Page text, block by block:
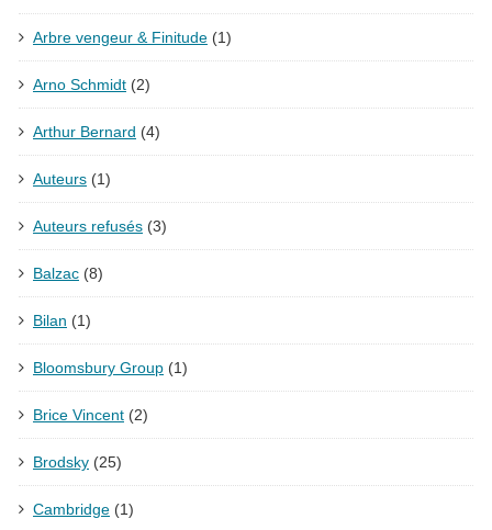
Arbre vengeur & Finitude (1)
Arno Schmidt (2)
Arthur Bernard (4)
Auteurs (1)
Auteurs refusés (3)
Balzac (8)
Bilan (1)
Bloomsbury Group (1)
Brice Vincent (2)
Brodsky (25)
Cambridge (1)